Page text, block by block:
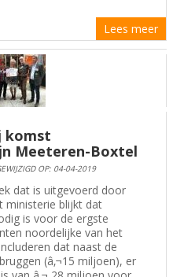
Lees meer
komst
Meeteren-Boxtel
OP: 04-04-2019
dat is uitgevoerd door
ministerie blijkt dat
is voor de ergste
noordelijke van het
dat naast de
(â‚¬15 miljoen), er